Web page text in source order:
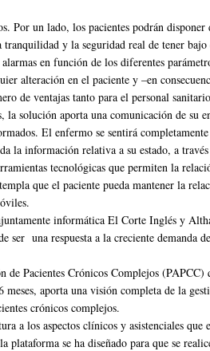
Por un lado, los pacientes podrán
y la seguridad real de tener
en función de los diferentes
alteración en el paciente y –en
de ventajas tanto para el personal
la solución aporta una comunicación de su
El enfermo se sentirá
la información relativa a su estado, a
tecnológicas que permiten la
que el paciente pueda mantener la
informática El Corte Inglés y
ser una respuesta a la creciente demanda
de Pacientes Crónicos Complejos
aporta una visión completa de la
crónicos complejos.
a los aspectos clínicos y asistenciales que
plataforma se ha diseñado para que se